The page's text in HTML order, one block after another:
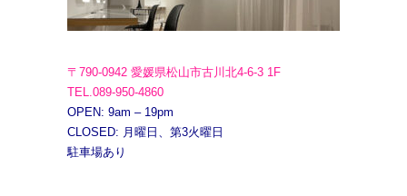
〒790-0942 愛媛県松山市古川北4-6-3 1F
TEL.089-950-4860
OPEN: 9am – 19pm
CLOSED: 月曜日、第3火曜日
駐車場あり